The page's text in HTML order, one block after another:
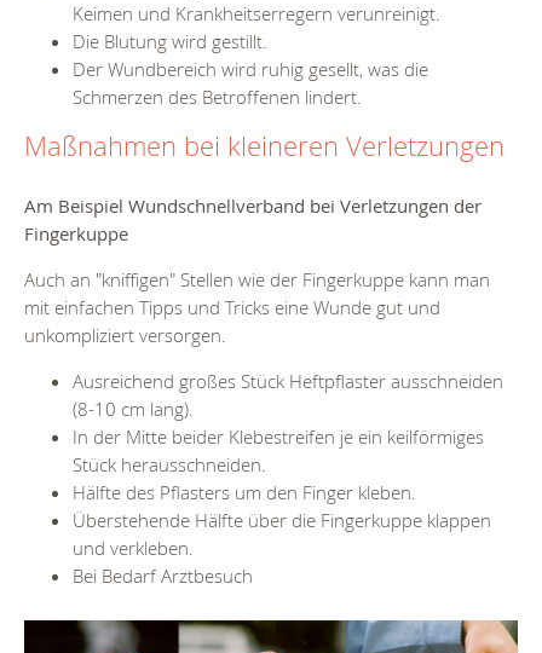
Keimen und Krankheitserregern verunreinigt.
Die Blutung wird gestillt.
Der Wundbereich wird ruhig gesellt, was die
Schmerzen des Betroffenen lindert.
Maßnahmen bei kleineren Verletzungen
Am Beispiel Wundschnellverband bei Verletzungen der
Fingerkuppe
Auch an "kniffigen" Stellen wie der Fingerkuppe kann man
mit einfachen Tipps und Tricks eine Wunde gut und
unkompliziert versorgen.
Ausreichend großes Stück Heftpflaster ausschneiden
(8-10 cm lang).
In der Mitte beider Klebestreifen je ein keilförmiges
Stück herausschneiden.
Hälfte des Pflasters um den Finger kleben.
Überstehende Hälfte über die Fingerkuppe klappen
und verkleben.
Bei Bedarf Arztbesuch